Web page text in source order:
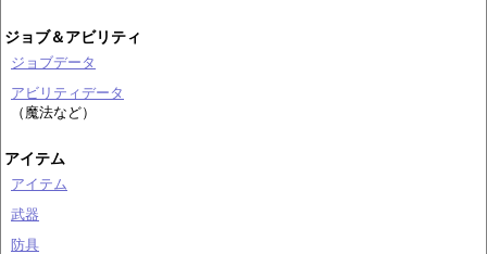
ジョブ＆アビリティ
ジョブデータ
アビリティデータ
（魔法など）
アイテム
アイテム
武器
防具